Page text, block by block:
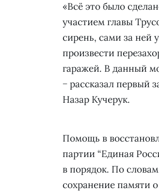
«Всё это было
участием главы
сирень, сами за ней
произвести
гаражей. В данный
− рассказал первый
Назар Кучерук.
Помощь в
партии “Единая
в порядок. По
сохранение памяти